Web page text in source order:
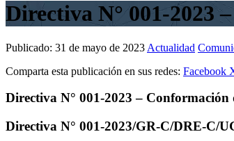
Directiva N° 001-2023
Publicado: 31 de mayo de 2023 Actualidad
Comparta esta publicación en sus redes: Facebook
Directiva N° 001-2023 – Conformación
Directiva N° 001-2023/GR-C/DRE-C/